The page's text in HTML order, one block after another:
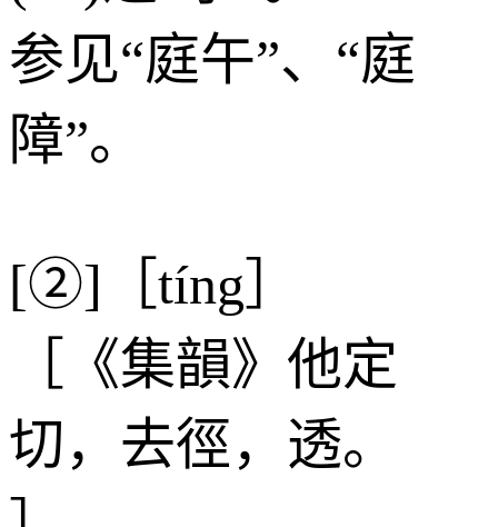
参见“庭午”、“庭
障”。
[②]［tíng］
［《集韻》他定
切，去徑，透。